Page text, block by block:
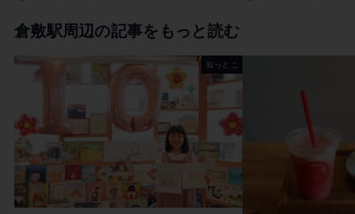
倉敷駅周辺の記事をもっと読む
知っとこ